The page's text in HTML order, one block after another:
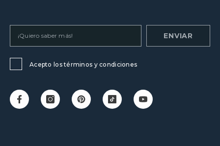
ENVIAR
Acepto los términos y condiciones